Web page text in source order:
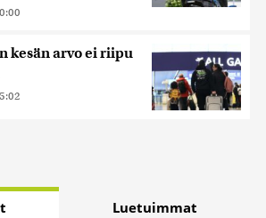
kesän arvo ei riipu
Luetuimmat